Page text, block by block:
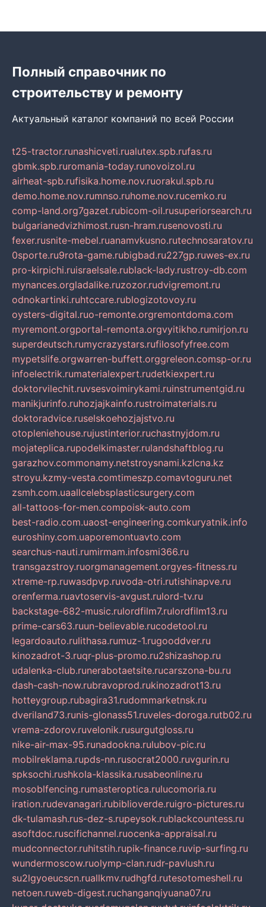
Полный справочник по
строительству и ремонту
Актуальный каталог компаний по всей России
t25-tractor.runashicveti.rualutex.spb.rufas.ru
gbmk.spb.ruromania-today.runovoizol.ru
airheat-spb.rufisika.home.nov.ruorakul.spb.ru
demo.home.nov.rumnso.ruhome.nov.rucemko.ru
comp-land.org7gazet.rubicom-oil.rusuperiorsearch.ru
bulgarianedvizhimost.rusn-hram.rusenovosti.ru
fexer.rusnite-mebel.ruanamvkusno.rutechnosaratov.ru
0sporte.ru9rota-game.rubigbad.ru227gp.ruwes-ex.ru
pro-kirpichi.ruisraelsale.rublack-lady.rustroy-db.com
mynances.orgladalike.ruzozor.rudvigremont.ru
odnokartinki.ruhtccare.rublogizotovoy.ru
oysters-digital.ruo-remonte.orgremontdoma.com
myremont.orgportal-remonta.orgvyitikho.rumirjon.ru
superdeutsch.rumycrazystars.rufilosofyfree.com
mypetslife.orgwarren-buffett.orggreleon.comsp-or.ru
infoelectrik.rumaterialexpert.rudetkiexpert.ru
doktorvilechit.ruvsesvoimirykami.ruinstrumentgid.ru
manikjurinfo.ruhozjajkainfo.rustroimaterials.ru
doktoradvice.ruselskoehozjajstvo.ru
otopleniehouse.rujustinterior.ruchastnyjdom.ru
mojateplica.rupodelkimaster.rulandshaftblog.ru
garazhov.commonamy.netstroysnami.kzlcna.kz
stroyu.kzmy-vesta.comtimeszp.comavtoguru.net
zsmh.com.uaallcelebsplasticsurgery.com
all-tattoos-for-men.compoisk-auto.com
best-radio.com.uaost-engineering.comkuryatnik.info
euroshiny.com.uaporemontuavto.com
searchus-nauti.rumirmam.infosmi366.ru
transgazstroy.ruorgmanagement.orgyes-fitness.ru
xtreme-rp.ruwasdpvp.ruvoda-otri.rutishinapve.ru
orenferma.ruavtoservis-avgust.rulord-tv.ru
backstage-682-music.rulordfilm7.rulordfilm13.ru
prime-cars63.ruun-believable.rucodetool.ru
legardoauto.rulithasa.rumuz-1.rugooddver.ru
kinozadrot-3.ruqr-plus-promo.ru2shizashop.ru
udalenka-club.runerabotaetsite.rucarszona-bu.ru
dash-cash-now.rubravoprod.rukinozadrot13.ru
hotteygroup.rubagira31.rudommarketnsk.ru
dveriland73.runis-glonass51.ruveles-doroga.rutb02.ru
vrema-zdorov.ruvelonik.rusurgutgloss.ru
nike-air-max-95.runadookna.rulubov-pic.ru
mobilreklama.rupds-nn.rusocrat2000.ruvgurin.ru
spksochi.rushkola-klassika.rusabeonline.ru
mosoblfencing.rumasteroptica.rulucomoria.ru
iration.rudevanagari.rubiblioverde.ruigro-pictures.ru
dk-tulamash.rus-dez-s.rupeysok.rublackcountess.ru
asoftdoc.ruscifichannel.ruocenka-appraisal.ru
mudconnector.ruhitstih.rupik-finance.ruvip-surfing.ru
wundermoscow.ruolymp-clan.rudr-pavlush.ru
su2lgyoeucscn.ruallkmv.rudhgfd.rutesotomeshell.ru
netoen.ruweb-digest.ruchanganqiyuana07.ru